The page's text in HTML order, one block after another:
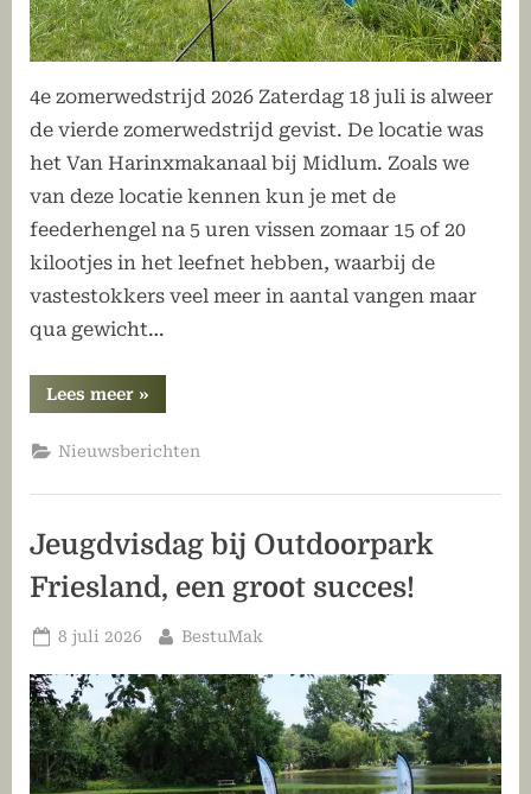
4e zomerwedstrijd 2026 Zaterdag 18 juli is alweer
de vierde zomerwedstrijd gevist. De locatie was
het Van Harinxmakanaal bij Midlum. Zoals we
van deze locatie kennen kun je met de
feederhengel na 5 uren vissen zomaar 15 of 20
kilootjes in het leefnet hebben, waarbij de
vastestokkers veel meer in aantal vangen maar
qua gewicht…
Lees meer“Feeder
versus
stok
in
4”
»
Nieuwsberichten
Jeugdvisdag bij Outdoorpark
Friesland, een groot succes!
Geplaatst
8 juli 2026 Door
BestuMak